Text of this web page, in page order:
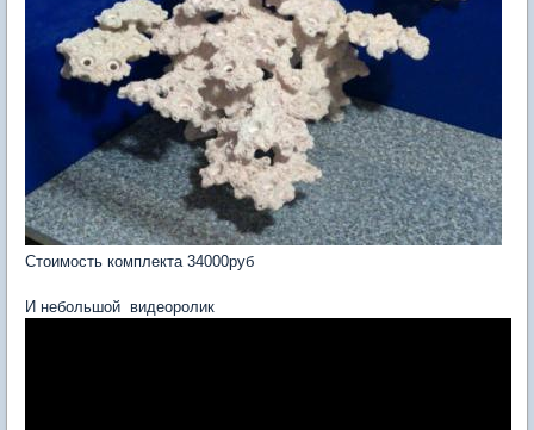
Стоимость комплекта 34000руб
И небольшой видеоролик